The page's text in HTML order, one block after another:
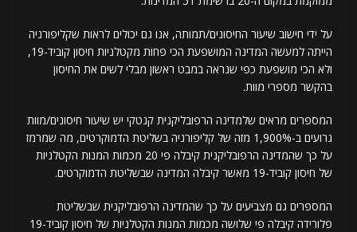
על ידי חישוב שיעור החיסונים/תמותה, אנו גם יכולים לראות שקליפורניה
הייתה למעשה המדינה המושפעת הכי פחות מקטלניות חיסון קוביד-19,
ולא הכי מושפעת כפי שנראה במבט ראשון מבלי לשים את החיסון
בהקשר מספרי מוות.
המספרים מראים שלמדינה הרפובליקנית קנטקי יש שיעור חיסונים/מוות
גרועים ב-1,900% מזה של קליפורניה בשליטת הדמוקרטים, מה שמרמז
על כך שהמדינה הרפובליקנית קיבלה פי 20 מכמות המנות הקטלניות
של חיסון קוביד-19 מאשר קיבלה המדינה שבשליטת הדמוקרטים.
המספרים גם מצביעים על כך שהמדינה הרפובליקנית שבשליטת
פלורידה קיבלה פי שלושה מכמות המנות הקטלניות של חיסון קוביד-19